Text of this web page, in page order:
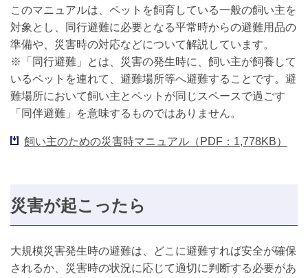
このマニュアルは、ペットを飼育している一般の飼い主を
対象とし、同行避難に必要となる平常時からの避難用品の
準備や、災害時の対応などについて解説しています。
※「同行避難」とは、災害の発生時に、飼い主が飼養して
いるペットを連れて、避難場所等へ避難することです。避
難場所において飼い主とペットが同じスペースで過ごす
「同伴避難」を意味するものではありません。
飼い主のための災害時マニュアル（PDF：1,778KB）
災害が起こったら
大規模災害発生時の避難は、どこに避難すれば安全が確保
されるか、災害時の状況に応じて適切に判断する必要があ